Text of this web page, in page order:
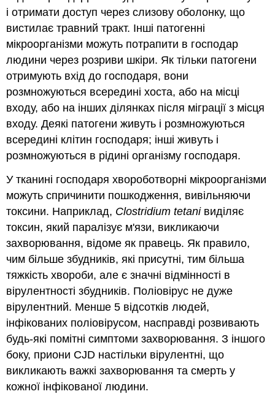
і отримати доступ через слизову оболонку, що
вистилає травний тракт. Інші патогенні
мікроорганізми можуть потрапити в господар
людини через розриви шкіри. Як тільки патогени
отримують вхід до господаря, вони
розмножуються всередині хоста, або на місці
входу, або на інших ділянках після міграції з місця
входу. Деякі патогени живуть і розмножуються
всередині клітин господаря; інші живуть і
розмножуються в рідині організму господаря.
У тканині господаря хвороботворні мікроорганізми
можуть спричинити пошкодження, вивільняючи
токсини. Наприклад, Clostridium tetaniвиділяє
токсин, який паралізує м'язи, викликаючи
захворювання, відоме як правець. Як правило,
чим більше збудників, які присутні, тим більша
тяжкість хвороби, але є значні відмінності в
вірулентності збудників. Поліовірус не дуже
вірулентний. Менше 5 відсотків людей,
інфікованих поліовірусом, насправді розвивають
будь-які помітні симптоми захворювання. З іншого
боку, приони CJD настільки вірулентні, що
викликають важкі захворювання та смерть у
кожної інфікованої людини.